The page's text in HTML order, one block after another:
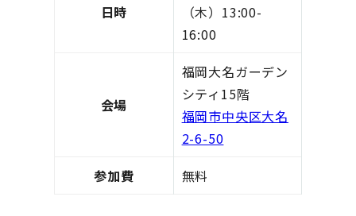
日時
（木）13:00-
16:00
会場
福岡大名ガーデン
シティ15階
福岡市中央区大名
2-6-50
参加費
無料